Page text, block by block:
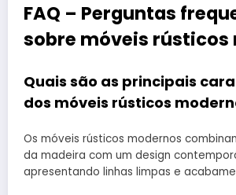
FAQ – Perguntas
sobre móveis rústicos
Quais são as principais
dos móveis rústicos
Os móveis rústicos modernos
da madeira com um design
apresentando linhas limpas e